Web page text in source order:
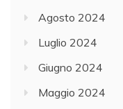
Agosto 2024
Luglio 2024
Giugno 2024
Maggio 2024